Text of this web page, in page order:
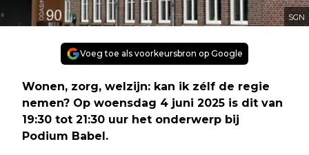
SGN
Voeg toe als voorkeursbron op Google
Wonen, zorg, welzijn: kan ik zélf de regie
nemen? Op woensdag 4 juni 2025 is dit van
19:30 tot 21:30 uur het onderwerp bij
Podium Babel.